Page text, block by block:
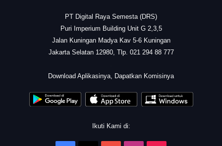
PT Digital Raya Semesta (DRS)
Puri Imperium Building Unit G 2,3,5
Jalan Kuningan Madya Kav 5-6 Kuningan
Jakarta Selatan 12980, Tlp. 021 294 88 777
Download Aplikasinya, Dapatkan Komisinya
Ikuti Kami di: